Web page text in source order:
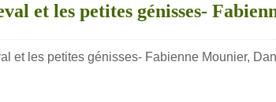
et les petites génisses-